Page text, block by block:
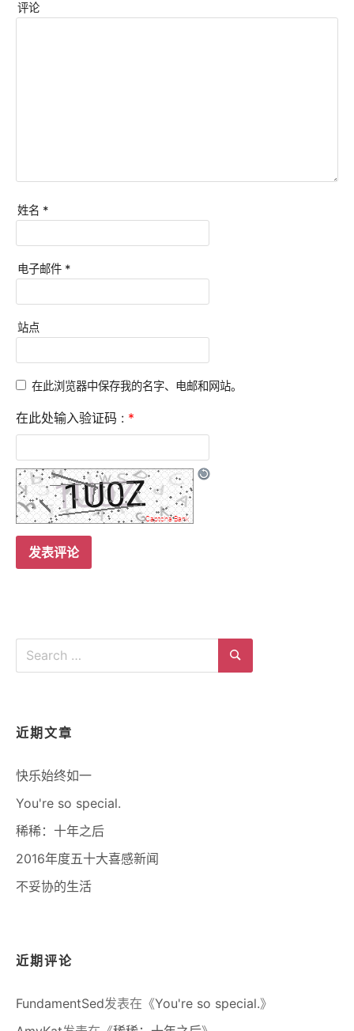
评论
姓名 *
电子邮件 *
站点
在此浏览器中保存我的名字、电邮和网站。
在此处输入验证码 : *
Search
Search
近期文章
快乐始终如一
You're so special.
稀稀：十年之后
2016年度五十大喜感新闻
不妥协的生活
近期评论
FundamentSed发表在《You're so special.》